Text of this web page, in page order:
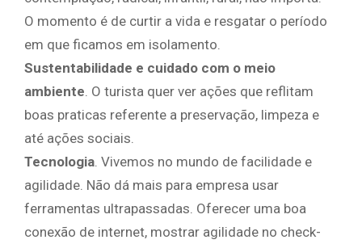
O momento é de curtir a vida e resgatar o período
em que ficamos em isolamento.
Sustentabilidade e cuidado com o meio
ambiente. O turista quer ver ações que reflitam
boas praticas referente a preservação, limpeza e
até ações sociais.
Tecnologia. Vivemos no mundo de facilidade e
agilidade. Não dá mais para empresa usar
ferramentas ultrapassadas. Oferecer uma boa
conexão de internet, mostrar agilidade no check-